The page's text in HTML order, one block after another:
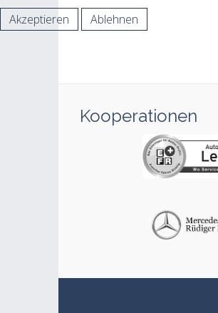
Kooperationen
Akzeptieren
Ablehnen